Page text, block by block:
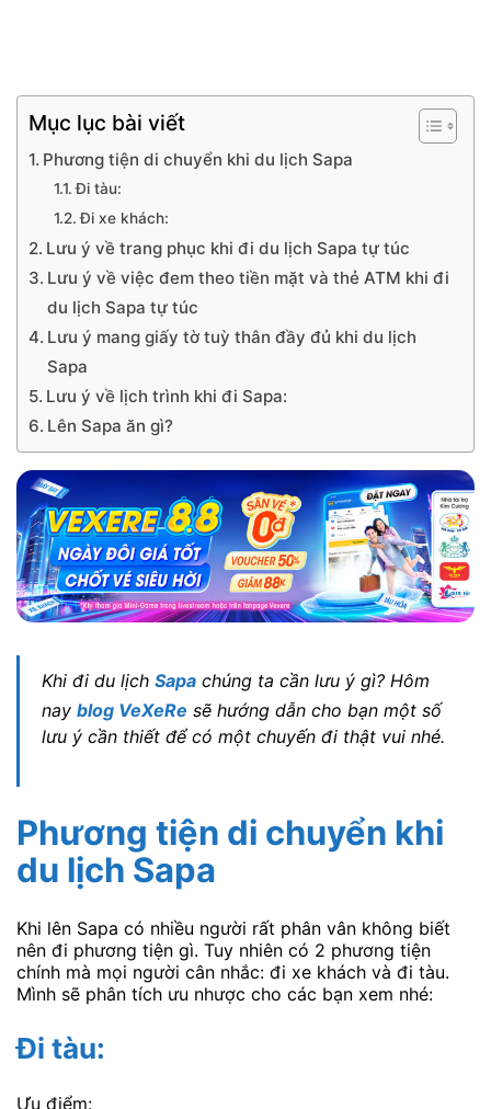
Mục lục bài viết
Phương tiện di chuyển khi du lịch Sapa
Đi tàu:
Đi xe khách:
Lưu ý về trang phục khi đi du lịch Sapa tự túc
Lưu ý về việc đem theo tiền mặt và thẻ ATM khi đi
du lịch Sapa tự túc
Lưu ý mang giấy tờ tuỳ thân đầy đủ khi du lịch
Sapa
Lưu ý về lịch trình khi đi Sapa:
Lên Sapa ăn gì?
Khi đi du lịch Sapa chúng ta cần lưu ý gì? Hôm
nay blog VeXeRe sẽ hướng dẫn cho bạn một số
lưu ý cần thiết để có một chuyến đi thật vui nhé.
Phương tiện di chuyển khi
du lịch Sapa
Khi lên Sapa có nhiều người rất phân vân không biết
nên đi phương tiện gì. Tuy nhiên có 2 phương tiện
chính mà mọi người cân nhắc: đi xe khách và đi tàu.
Mình sẽ phân tích ưu nhược cho các bạn xem nhé:
Đi tàu:
Ưu điểm: